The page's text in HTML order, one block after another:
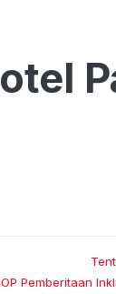
Pemberitaan